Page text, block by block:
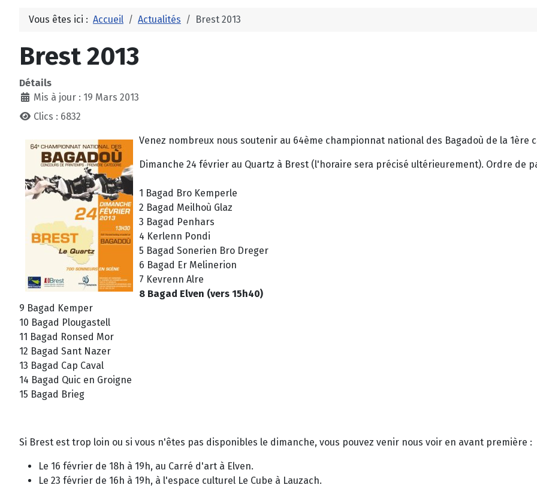
Vous êtes ici : Accueil Actualités Brest 2013
Brest 2013
Détails
Mis à jour : 19 Mars 2013
Clics : 6832
Venez nombreux nous soutenir au 64ème championnat national des Bagadoù de la 1ère
Dimanche 24 février au Quartz à Brest (l'horaire sera précisé ultérieurement). Ordre de
1 Bagad Bro Kemperle
2 Bagad Meilhoù Glaz
3 Bagad Penhars
4 Kerlenn Pondi
5 Bagad Sonerien Bro Dreger
6 Bagad Er Melinerion
7 Kevrenn Alre
8 Bagad Elven (vers 15h40)
9 Bagad Kemper
10 Bagad Plougastell
11 Bagad Ronsed Mor
12 Bagad Sant Nazer
13 Bagad Cap Caval
14 Bagad Quic en Groigne
15 Bagad Brieg
Si Brest est trop loin ou si vous n'êtes pas disponibles le dimanche, vous pouvez venir nous voir en avant première :
Le 16 février de 18h à 19h, au Carré d'art à Elven.
Le 23 février de 16h à 19h, à l'espace culturel Le Cube à Lauzach.